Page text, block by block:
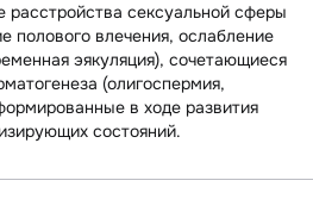
расстройства сексуальной сферы
полового влечения, ослабление
эякуляция), сочетающиеся
(олигоспермия,
в ходе развития
состояний.